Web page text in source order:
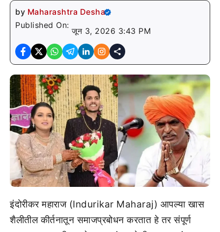
by Maharashtra Desha
Published On:
जून 3, 2026 3:43 PM
इंदोरीकर महाराज (Indurikar Maharaj) आपल्या खास
शैलीतील कीर्तनातून समाजप्रबोधन करतात हे तर संपूर्ण